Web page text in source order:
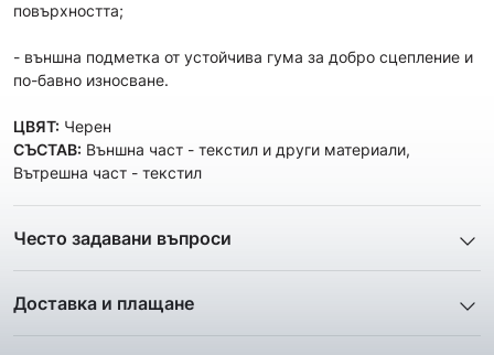
повърхността;
- външна подметка от устойчива гума за добро сцепление и
по-бавно износване.
ЦВЯТ: Черен
СЪСТАВ: Външна част - текстил и други материали,
Вътрешна част - текстил
Често задавани въпроси
ще получа?
Доставка и плащане